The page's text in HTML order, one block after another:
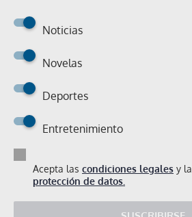
Noticias
Novelas
Deportes
Entretenimiento
Acepta las condiciones legales y la
protección de datos.